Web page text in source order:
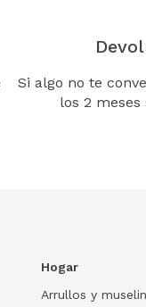
Si algo no te
los 2
Hogar
Arrullos y